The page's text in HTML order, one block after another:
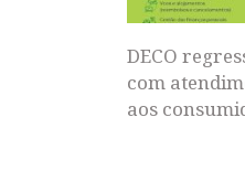
DECO
com
aos